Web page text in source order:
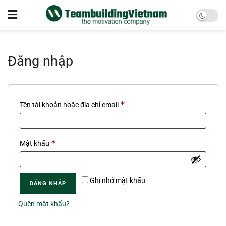
Đăng nhập
Tên tài khoản hoặc địa chỉ email *
Mật khẩu *
Ghi nhớ mật khẩu
ĐĂNG NHẬP
Quên mật khẩu?